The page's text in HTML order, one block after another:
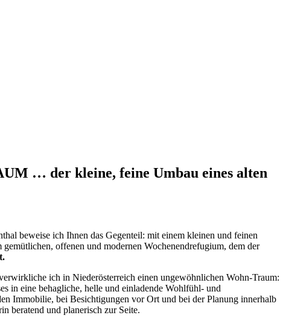
… der kleine, feine Umbau eines alten
beweise ich Ihnen das Gegenteil: mit einem kleinen und feinen
gemütlichen, offenen und modernen Wochenendrefugium, dem der
ich in Niederösterreich einen ungewöhnlichen Wohn-Traum:
in eine behagliche, helle und einladende Wohlfühl- und
Immobilie, bei Besichtigungen vor Ort und bei der Planung innerhalb
beratend und planerisch zur Seite.